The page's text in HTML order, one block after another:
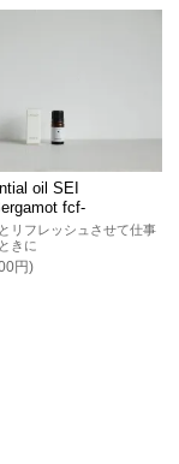
oil SEI
fcf-
リフレッシュさせて仕事
きに
円)